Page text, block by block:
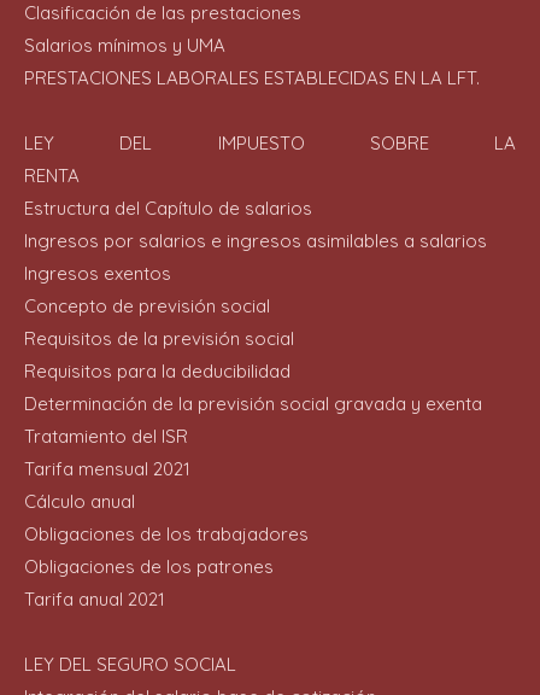
Clasificación de las prestaciones
Salarios mínimos y UMA
PRESTACIONES LABORALES ESTABLECIDAS EN LA LFT.
LEY DEL IMPUESTO SOBRE LA
RENTA
Estructura del Capítulo de salarios
Ingresos por salarios e ingresos asimilables a salarios
Ingresos exentos
Concepto de previsión social
Requisitos de la previsión social
Requisitos para la deducibilidad
Determinación de la previsión social gravada y exenta
Tratamiento del ISR
Tarifa mensual 2021
Cálculo anual
Obligaciones de los trabajadores
Obligaciones de los patrones
Tarifa anual 2021
LEY DEL SEGURO SOCIAL